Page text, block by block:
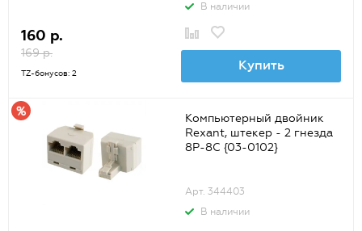
В наличии
160 р.
169 р.
TZ-бонусов: 2
Купить
Компьютерный двойник
Rexant, штекер - 2 гнезда
8P-8C {03-0102}
Арт. 344403
В наличии